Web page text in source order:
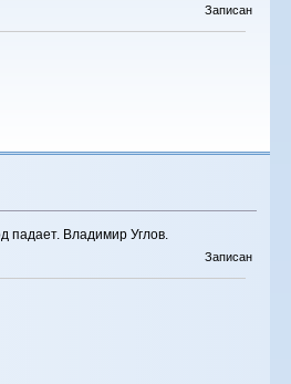
Записан
падает. Владимир Углов.
Записан